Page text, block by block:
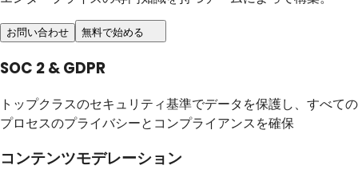
お問い合わせ 無料で始める
SOC 2 & GDPR
トップクラスのセキュリティ基準でデータを保護し、すべての
プロセスのプライバシーとコンプライアンスを確保
コンテンツモデレーション